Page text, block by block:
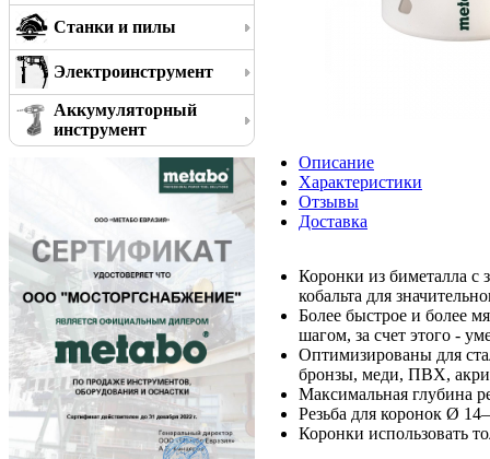
Станки и пилы
Электроинструмент
Аккумуляторный
инструмент
Описание
Характеристики
Отзывы
Доставка
Коронки из биметалла с
кобальта для
Более быстрое и более
шагом, за счет этого -
Оптимизированы для
бронзы, меди, ПВХ,
Максимальная глубина
Резьба для коронок Ø
Коронки использовать